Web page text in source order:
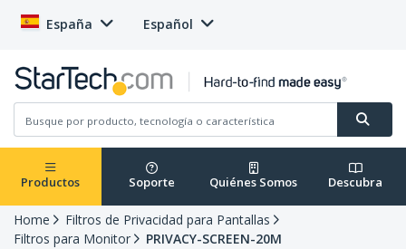
España Español
Productos Soporte Quiénes Somos Descubra
Home
Filtros de Privacidad para Pantallas
Filtros para Monitor
PRIVACY-SCREEN-20M